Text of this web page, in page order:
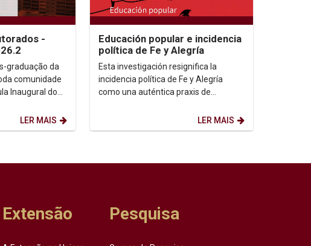
-
graduação da
comunidade
Inaugural do
LER MAIS
Educación popular e incidencia
política de Fe y Alegría
Esta investigación resignifica la
incidencia política de Fe y Alegría
como una auténtica praxis de
LER MAIS
Extensão Pesquisa